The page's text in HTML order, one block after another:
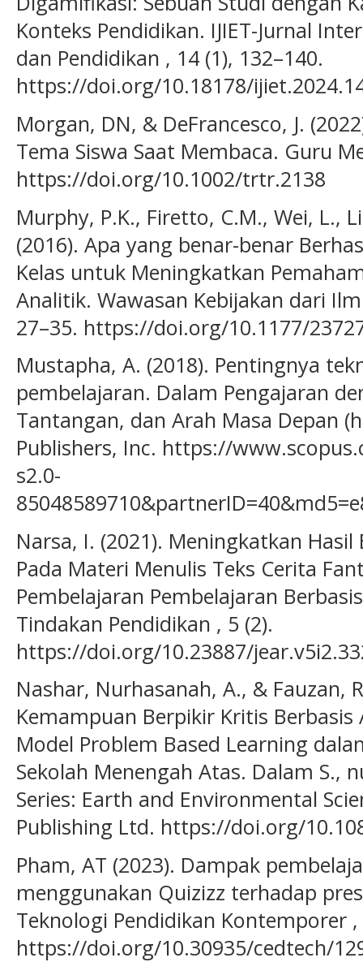
Konteks Pendidikan. IJIET-Jurnal
dan Pendidikan , 14 (1), 132–140.
https://doi.org/10.18178/
Morgan, DN, & DeFrancesco, J.
Tema Siswa Saat Membaca. Guru
https://doi.org/10.1002/trtr.2138
Murphy, P.K., Firetto, C.M., Wei, L.,
(2016). Apa yang benar-benar
Kelas untuk Meningkatkan
Analitik. Wawasan Kebijakan dari
27–35. https://doi.org/10.1177/
Mustapha, A. (2018). Pentingnya
pembelajaran. Dalam Pengajaran
Tantangan, dan Arah Masa Depan
Publishers, Inc. https://
s2.0-
Narsa, I. (2021). Meningkatkan
Pada Materi Menulis Teks Cerita
Pembelajaran Pembelajaran
Tindakan Pendidikan , 5 (2).
https://doi.org/10.23887/
Nashar, Nurhasanah, A., & Fauzan,
Kemampuan Berpikir Kritis
Model Problem Based Learning
Sekolah Menengah Atas. Dalam S.,
Series: Earth and Environmental
Publishing Ltd. https://doi.org/
Pham, AT (2023). Dampak
menggunakan Quizizz terhadap
Teknologi Pendidikan Kontemporer ,
https://doi.org/10.30935/cedtech/